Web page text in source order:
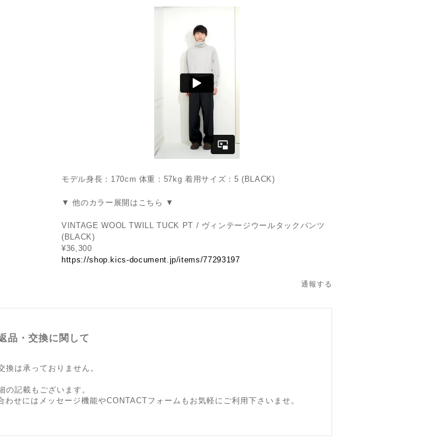
モデル身長：170cm 体重：57kg 着用サイズ：5 (BLACK)
▼ 他のカラー展開はこちら ▼
VINTAGE WOOL TWILL TUCK PT / ヴィンテージウールタックパンツ
(BLACK)
¥36,300
https://shop.kics-document.jp/items/77293197
通報する
品・交換に関して
は承っておりません。
記載もございます。
せにはメッセージ機能やCONTACTフォームもお気軽にご利用下さいませ。